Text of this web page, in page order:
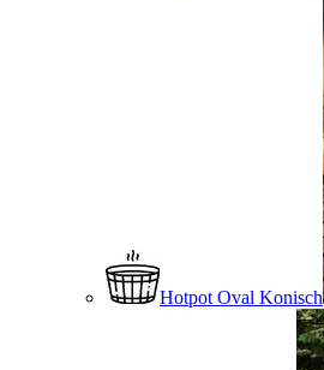
Hotpot Oval Konisch